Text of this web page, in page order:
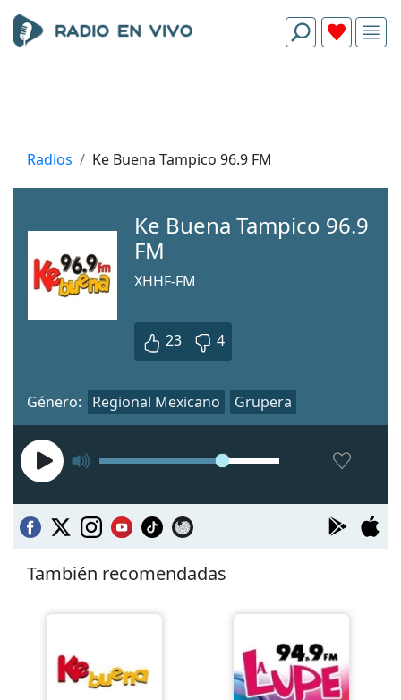
Radios Ke Buena Tampico 96.9 FM
Ke Buena Tampico 96.9
FM
XHHF-FM
23 4
Género: Regional Mexicano Grupera
También recomendadas